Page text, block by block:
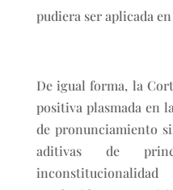
pudiera ser aplicada
De igual forma, la
positiva plasmada en
de pronunciamiento
aditivas de